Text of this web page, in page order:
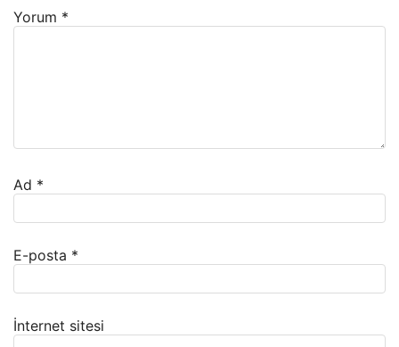
Yorum *
Ad *
E-posta *
İnternet sitesi